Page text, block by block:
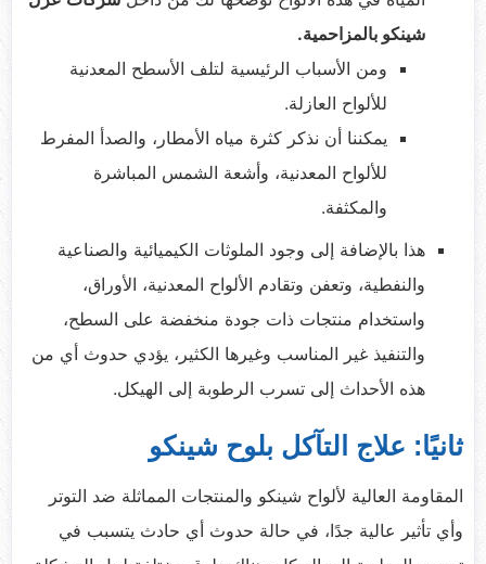
شينكو بالمزاحمية.
ومن الأسباب الرئيسية لتلف الأسطح المعدنية
للألواح العازلة.
يمكننا أن نذكر كثرة مياه الأمطار، والصدأ المفرط
للألواح المعدنية، وأشعة الشمس المباشرة
والمكثفة.
هذا بالإضافة إلى وجود الملوثات الكيميائية والصناعية
والنفطية، وتعفن وتقادم الألواح المعدنية، الأوراق،
واستخدام منتجات ذات جودة منخفضة على السطح،
والتنفيذ غير المناسب وغيرها الكثير، يؤدي حدوث أي من
هذه الأحداث إلى تسرب الرطوبة إلى الهيكل.
ثانيًا: علاج التآكل بلوح شينكو
المقاومة العالية لألواح شينكو والمنتجات المماثلة ضد التوتر
وأي تأثير عالية جدًا، في حالة حدوث أي حادث يتسبب في